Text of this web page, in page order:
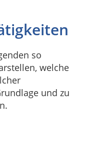
so
welche
und zu